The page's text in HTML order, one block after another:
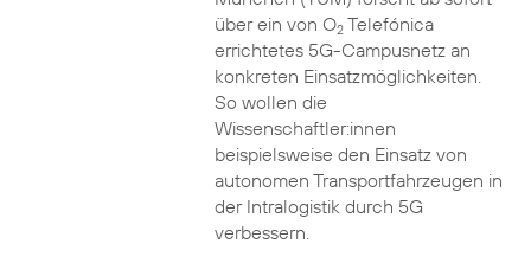
über ein von O2Telefónica
errichtetes 5G-Campusnetz an
konkreten Einsatzmöglichkeiten.
So wollen die
Wissenschaftler:innen
beispielsweise den Einsatz von
autonomen Transportfahrzeugen in
der Intralogistik durch 5G
verbessern.